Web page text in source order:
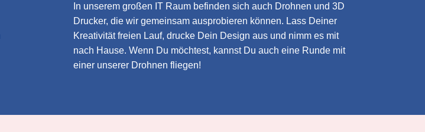
In unserem großen IT Raum befinden sich auch Drohnen und 3D
Drucker, die wir gemeinsam ausprobieren können. Lass Deiner
Kreativität freien Lauf, drucke Dein Design aus und nimm es mit
nach Hause. Wenn Du möchtest, kannst Du auch eine Runde mit
einer unserer Drohnen fliegen!